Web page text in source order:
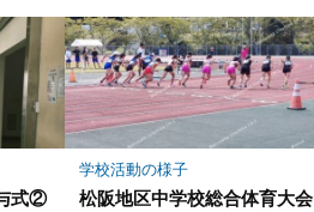
式②
学校活動の様子
松阪地区中学校総合体育大会